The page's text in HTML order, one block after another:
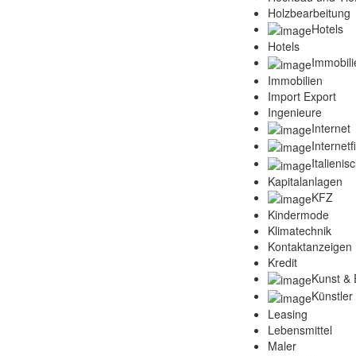
Holzbearbeitung
Hotels
Hotels
Immobilien
Import Export
Ingenieure
Internet
Kapitalanlagen
KFZ
Kindermode
Klimatechnik
Kontaktanzeigen
Kredit
Kunst &
Künstler
Leasing
Lebensmittel
Maler